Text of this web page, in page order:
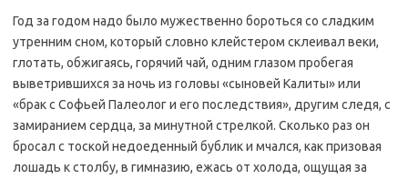
Год за годом надо было мужественно бороться со сладким
утренним сном, который словно клейстером склеивал веки,
глотать, обжигаясь, горячий чай, одним глазом пробегая
выветрившихся за ночь из головы «сыновей Калиты» или
«брак с Софьей Палеолог и его последствия», другим следя, с
замиранием сердца, за минутной стрелкой. Сколько раз он
бросал с тоской недоеденный бублик и мчался, как призовая
лошадь к столбу, в гимназию, ежась от холода, ощущая за